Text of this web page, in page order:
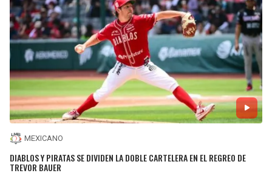
MEXICANO
DIABLOS Y PIRATAS SE DIVIDEN LA DOBLE CARTELERA EN EL REGREO DE
TREVOR BAUER